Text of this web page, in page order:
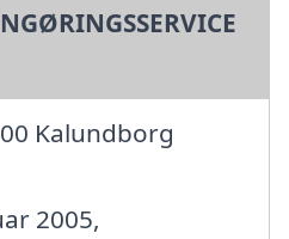
Kalundborg
2005,